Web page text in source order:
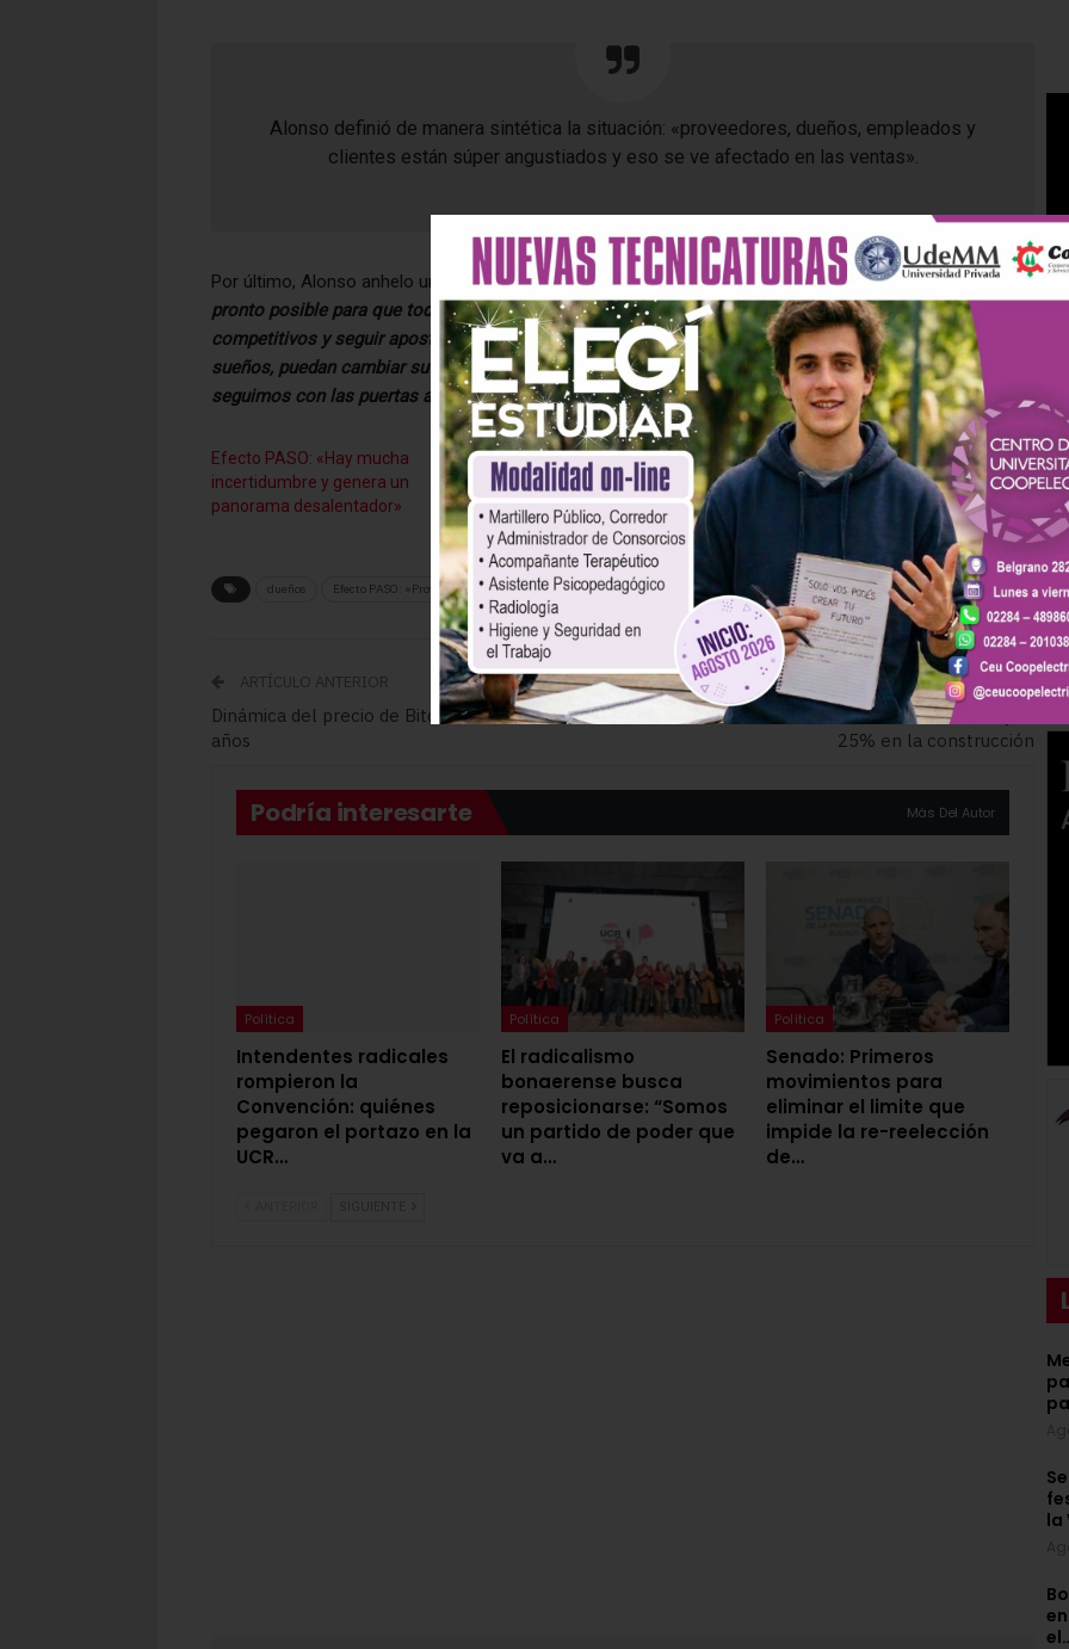
Alonso definió de manera sintética la situación: «proveedores, dueños, empleados y
clientes están súper angustiados y eso se ve afectado en las ventas».
Por último, Alonso anhelo un escenario futuro:«estamos esperando que llegue la estabilidad lo más
pronto posible para que todo vuelva a una normalidad algo más lógica y podamos seguir siendo
competitivos y seguir apostando al mercado, seguir apostando a que la gente puedan cumplir sus
sueños, puedan cambiar su electrodoméstico, puedan acceder a los créditos personales. Así que
seguimos con las puertas abiertas y esperando que algo se normalice lo más pronto posible».
Efecto PASO: «Hay mucha
incertidumbre y genera un
panorama desalentador»
Efecto PASO: Aumentos de
entre el 15 y el 25% en la
construcción
Se perdió Mina y dos nenes
están angustiados
dueños Efecto PASO: «Proveedores empleados y clientes están súper angustiados»
ARTÍCULO ANTERIOR
Dinámica del precio de Bitcoin en los últimos
años
SIGUIENTE ARTÍCULO
Efecto PASO: Aumentos de entre el 15 y el
25% en la construcción
Podría interesarte Más Del Autor
Política
Intendentes radicales
rompieron la
Convención: quiénes
pegaron el portazo en la
UCR…
Política
El radicalismo
bonaerense busca
reposicionarse: “Somos
un partido de poder que
va a…
Política
Senado: Primeros
movimientos para
eliminar el limite que
impide la re-reelección
de…
la